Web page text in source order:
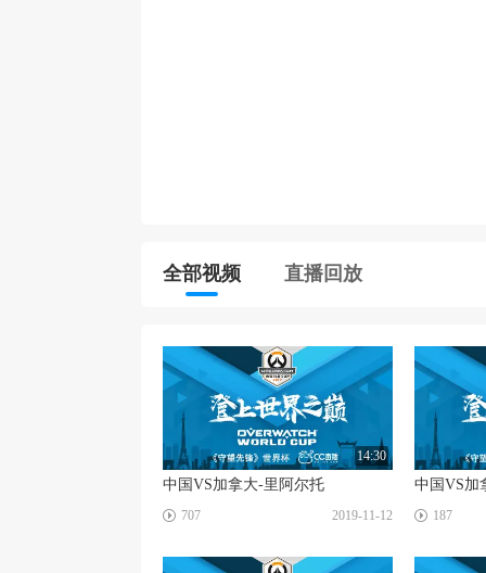
全部视频 直播回放
☑
14:30
中国VS加拿大-里阿尔托
707 2019-11-12
☑
中国VS加
187